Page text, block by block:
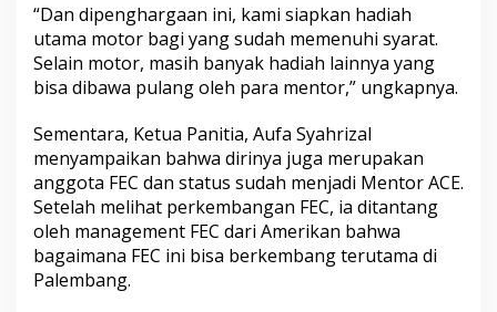
“Dan dipenghargaan ini, kami siapkan hadiah
utama motor bagi yang sudah memenuhi syarat.
Selain motor, masih banyak hadiah lainnya yang
bisa dibawa pulang oleh para mentor,” ungkapnya.
Sementara, Ketua Panitia, Aufa Syahrizal
menyampaikan bahwa dirinya juga merupakan
anggota FEC dan status sudah menjadi Mentor ACE.
Setelah melihat perkembangan FEC, ia ditantang
oleh management FEC dari Amerikan bahwa
bagaimana FEC ini bisa berkembang terutama di
Palembang.